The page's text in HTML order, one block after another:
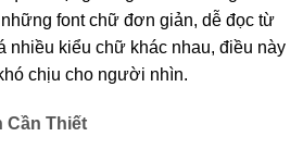
font chữ đơn giản, dễ đọc từ
nhiều kiểu chữ khác nhau, điều này
chịu cho người nhìn.
Cần Thiết